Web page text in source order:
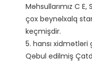
Məhsullarımız C E,
çox beynəlxalq
keçmişdir.
5. hansı xidmətləri
Qəbul edilmiş